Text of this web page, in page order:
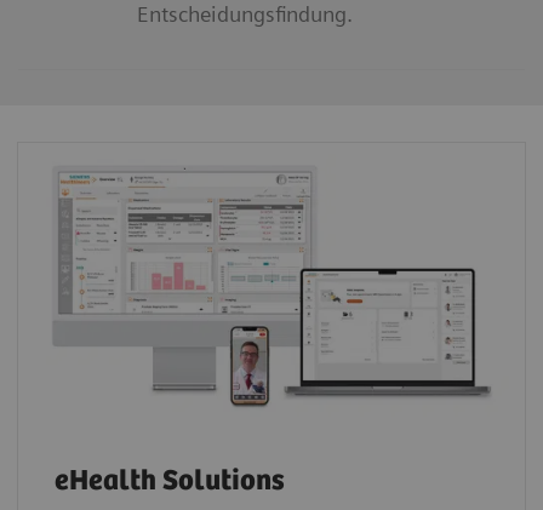
Entscheidungsfindung.
eHealth Solutions